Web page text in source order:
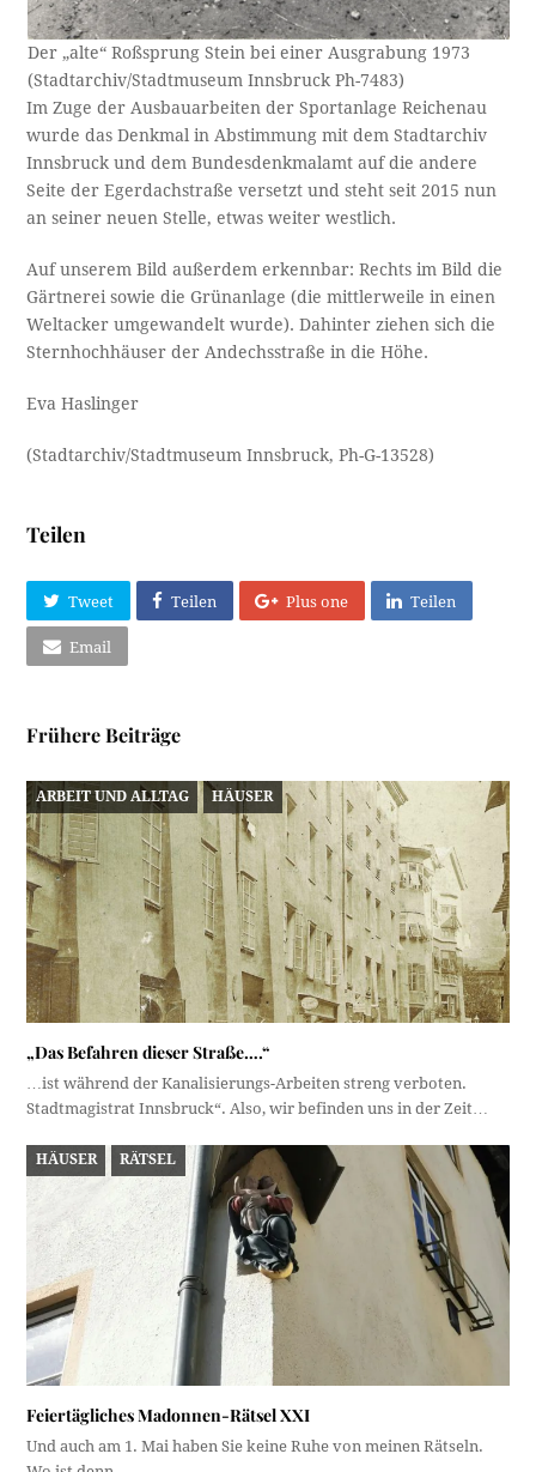
Der „alte“ Roßsprung Stein bei einer Ausgrabung 1973
(Stadtarchiv/Stadtmuseum Innsbruck Ph-7483)
Im Zuge der Ausbauarbeiten der Sportanlage Reichenau
wurde das Denkmal in Abstimmung mit dem Stadtarchiv
Innsbruck und dem Bundesdenkmalamt auf die andere
Seite der Egerdachstraße versetzt und steht seit 2015 nun
an seiner neuen Stelle, etwas weiter westlich.
Auf unserem Bild außerdem erkennbar: Rechts im Bild die
Gärtnerei sowie die Grünanlage (die mittlerweile in einen
Weltacker umgewandelt wurde). Dahinter ziehen sich die
Sternhochhäuser der Andechsstraße in die Höhe.
Eva Haslinger
(Stadtarchiv/Stadtmuseum Innsbruck, Ph-G-13528)
Teilen
Tweet Teilen Plus one Teilen
Email
Frühere Beiträge
ARBEIT UND ALLTAG HÄUSER
„Das Befahren dieser Straße….“
…ist während der Kanalisierungs-Arbeiten streng verboten.
Stadtmagistrat Innsbruck“. Also, wir befinden uns in der Zeit…
HÄUSER RÄTSEL
Feiertägliches Madonnen-Rätsel XXI
Und auch am 1. Mai haben Sie keine Ruhe von meinen Rätseln.